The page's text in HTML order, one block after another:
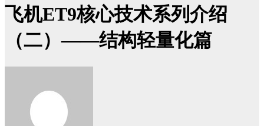
飞机ET9核心技术系列介绍
（二）——结构轻量化篇